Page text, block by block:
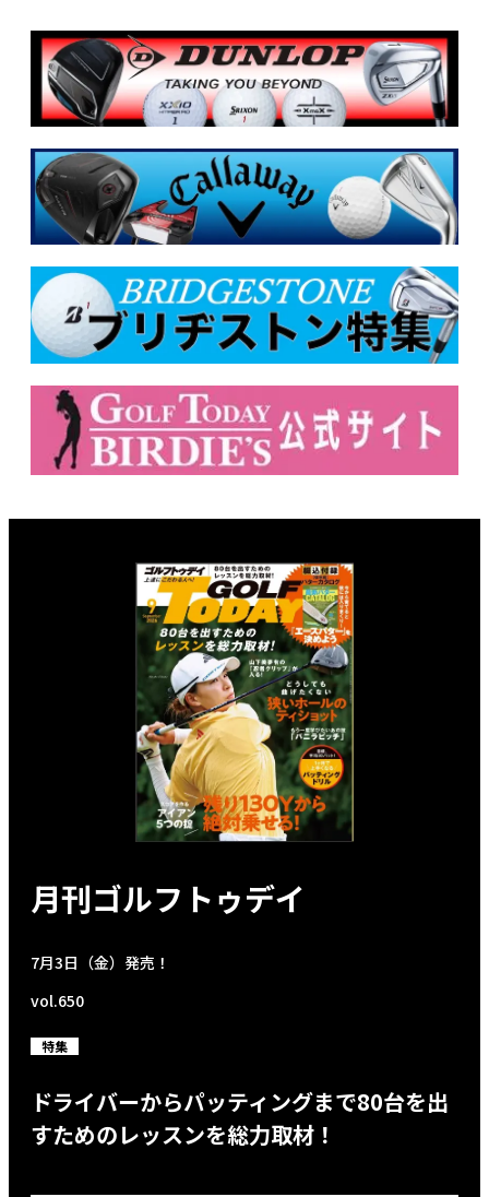
月刊ゴルフトゥデイ
7月3日（金）発売！
vol.650
特集
ドライバーからパッティングまで80台を出
すためのレッスンを総力取材！